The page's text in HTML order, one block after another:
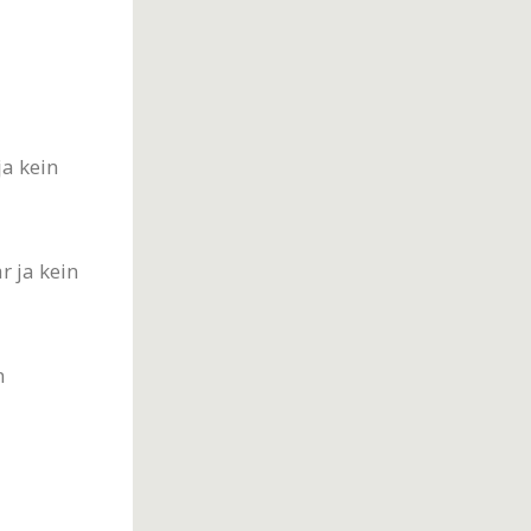
kein
ja kein